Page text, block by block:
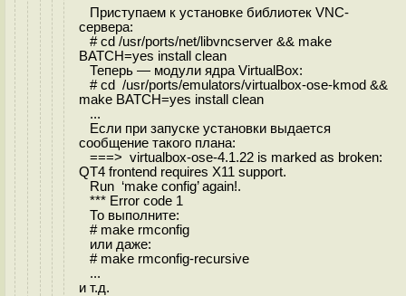
Приступаем к установке библиотек VNC-
сервера:
# cd /usr/ports/net/libvncserver && make
BATCH=yes install clean
Теперь — модули ядра VirtualBox:
# cd /usr/ports/emulators/virtualbox-ose-kmod &&
make BATCH=yes install clean
...
Если при запуске установки выдается
сообщение такого плана:
===> virtualbox-ose-4.1.22 is marked as broken:
QT4 frontend requires X11 support.
Run ‘make config’ again!.
*** Error code 1
То выполните:
# make rmconfig
или даже:
# make rmconfig-recursive
...
и т.д.